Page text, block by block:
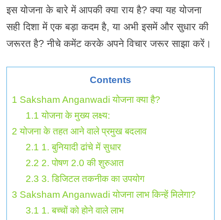
इस योजना के बारे में आपकी क्या राय है? क्या यह योजना
सही दिशा में एक बड़ा कदम है, या अभी इसमें और सुधार की
जरूरत है? नीचे कमेंट करके अपने विचार जरूर साझा करें।
Contents
1 Saksham Anganwadi योजना क्या है?
1.1 योजना के मुख्य लक्ष्य:
2 योजना के तहत आने वाले प्रमुख बदलाव
2.1 1. बुनियादी ढांचे में सुधार
2.2 2. पोषण 2.0 की शुरुआत
2.3 3. डिजिटल तकनीक का उपयोग
3 Saksham Anganwadi योजना लाभ किन्हें मिलेगा?
3.1 1. बच्चों को होने वाले लाभ